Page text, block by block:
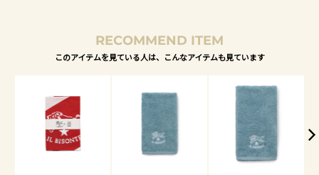
RECOMMEND ITEM
このアイテムを見ている人は、こんなアイテムも見ています